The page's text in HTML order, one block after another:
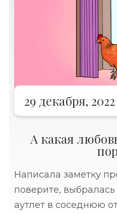
29 декабря, 2022
А какая
Написала заметку
поверите,
аутлет в соседнюю